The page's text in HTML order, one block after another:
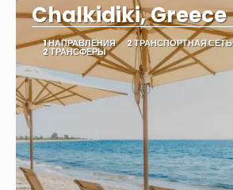
Chalkidiki, Greece
1 НАПРАВЛЕНИЯ 2 ТРАНСПОРТНАЯ СЕТЬ
2 ТРАНСФЕРЫ